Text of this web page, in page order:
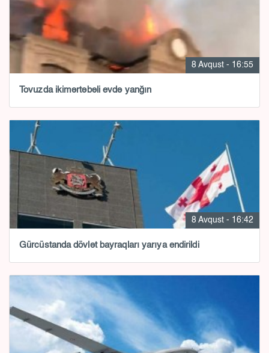
8 Avqust - 16:55
Tovuzda ikimərtəbəli evdə yanğın
8 Avqust - 16:42
Gürcüstanda dövlət bayraqları yarıya endirildi